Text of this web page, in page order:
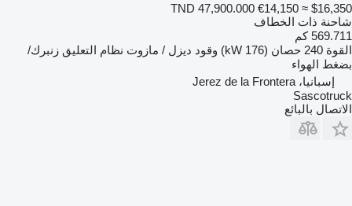
TND 47,900.000 €14,150 ≈ $16,350
شاحنة ذات الخطاف
569.711 كم
القوة 240 حصان (176 kW) وقود ديزل / مازوت نظام التعليق زنبرك/
بضغط الهواء
إسبانيا، Jerez de la Frontera
Sascotruck
الاتصال بالبائع